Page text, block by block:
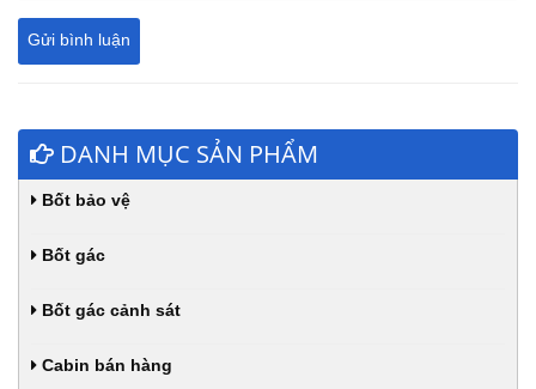
DANH MỤC SẢN PHẨM
Bốt bảo vệ
Bốt gác
Bốt gác cảnh sát
Cabin bán hàng